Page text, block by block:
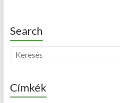
Search
Címkék